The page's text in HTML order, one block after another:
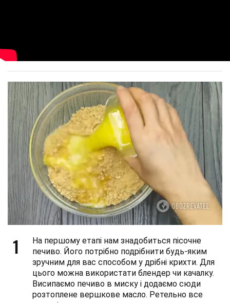
1
На першому етапі нам знадобиться пісочне
печиво. Його потрібно подрібнити будь-яким
зручним для вас способом у дрібні крихти. Для
цього можна використати блендер чи качалку.
Висипаємо печиво в миску і додаємо сюди
розтоплене вершкове масло. Ретельно все